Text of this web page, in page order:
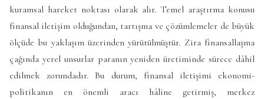
kuramsal hareket noktası olarak alır. Temel araştırma konusu
finansal iletişim olduğundan, tartışma ve çözümlemeler de büyük
ölçüde bu yaklaşım üzerinden yürütülmüştür. Zira finansallaşma
çağında yerel unsurlar paranın yeniden üretiminde sürece dâhil
edilmek zorundadır. Bu durum, finansal iletişimi ekonomi-
politikanın en önemli aracı hâline getirmiş, merkez